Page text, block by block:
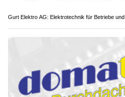
Gurt Elektro AG: Elektrotechnik für Betriebe